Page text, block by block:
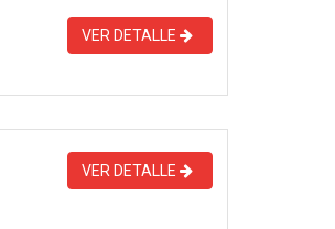
VER DETALLE
VER DETALLE